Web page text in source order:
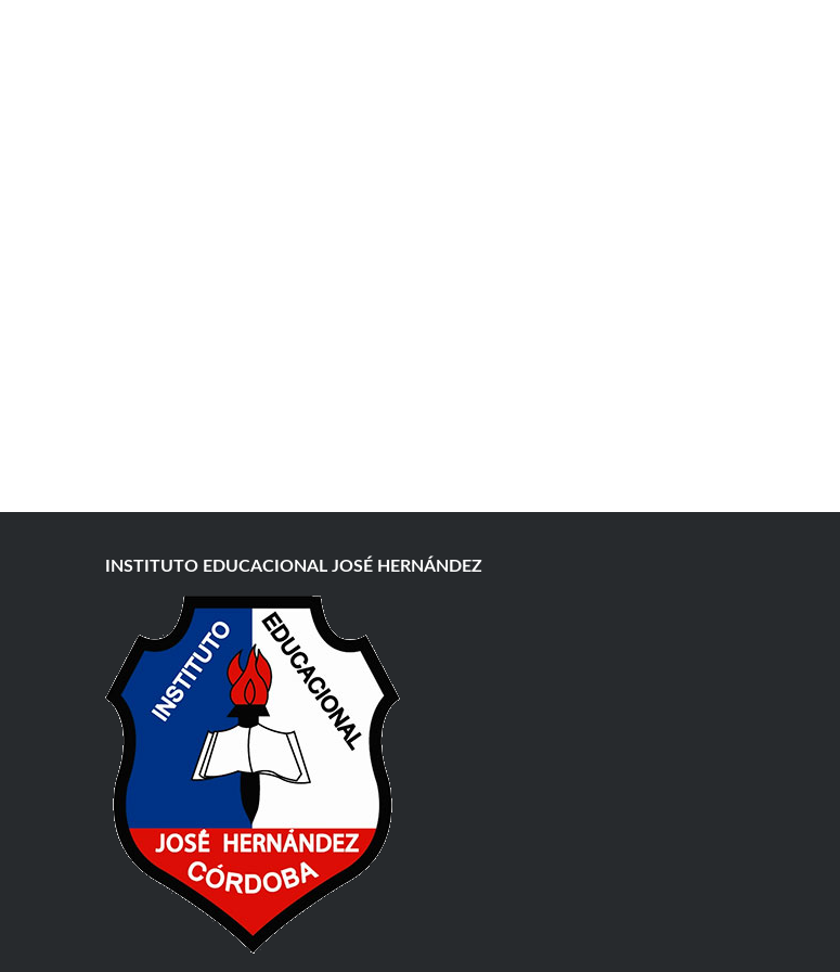
INSTITUTO EDUCACIONAL JOSÉ HERNÁNDEZ